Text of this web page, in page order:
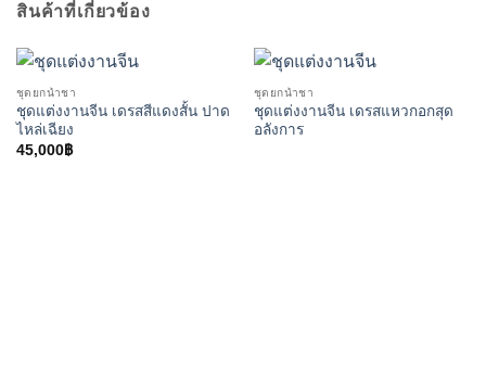
สินค้าที่เกี่ยวข้อง
ชุดยกน้ำชา
ชุดแต่งงานจีน เดรสสีแดงสั้น ปาด
ไหล่เฉียง
45,000฿
ชุดยกน้ำชา
ชุดแต่งงานจีน เดรสแหวกอกสุด
อลังการ